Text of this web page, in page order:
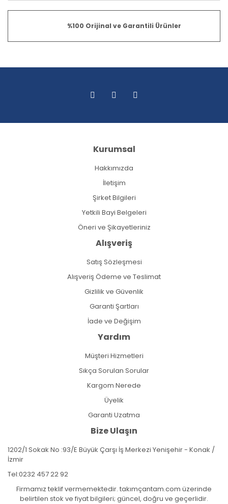
%100 Orijinal ve Garantili Ürünler
Kurumsal
Hakkımızda
İletişim
Şirket Bilgileri
Yetkili Bayi Belgeleri
Öneri ve Şikayetleriniz
Alışveriş
Satış Sözleşmesi
Alışveriş Ödeme ve Teslimat
Gizlilik ve Güvenlik
Garanti Şartları
İade ve Değişim
Yardım
Müşteri Hizmetleri
Sıkça Sorulan Sorular
Kargom Nerede
Üyelik
Garanti Uzatma
Bize Ulaşın
1202/1 Sokak No :93/E Büyük Çarşı İş Merkezi Yenişehir - Konak /
İzmir
Tel:0232 457 22 92
Firmamız teklif vermemektedir. takımçantam.com üzerinde
belirtilen stok ve fiyat bilgileri; güncel, doğru ve geçerlidir.